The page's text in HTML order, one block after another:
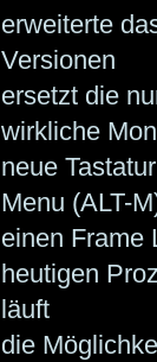
erweiterte
Versionen
ersetzt die
wirkliche
neue
Menu (ALT-
einen Frame
heutigen
läuft
die